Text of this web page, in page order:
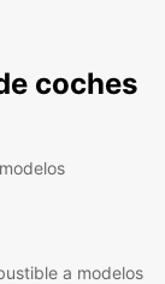
coches
a modelos